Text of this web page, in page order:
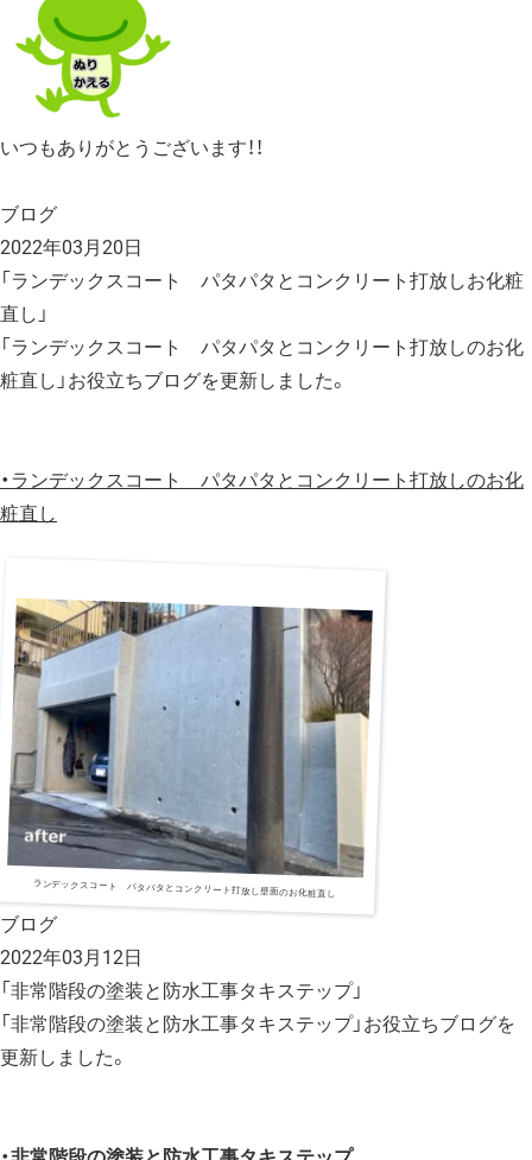
いつもありがとうございます！！
ブログ
2022年03月20日
「ランデックスコート パタパタとコンクリート打放しお化粧
直し」
「ランデックスコート パタパタとコンクリート打放しのお化
粧直し」お役立ちブログを更新しました。
・ ランデックスコート パタパタとコンクリート打放しのお化
粧直し
ランデックスコート パタパタとコンクリート打放し壁面のお化粧直し
ブログ
2022年03月12日
「非常階段の塗装と防水工事タキステップ」
「非常階段の塗装と防水工事タキステップ」お役立ちブログを
更新しました。